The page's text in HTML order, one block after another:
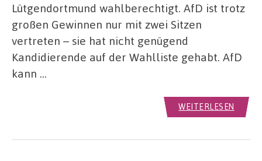
Lütgendortmund wahlberechtigt. AfD ist trotz
großen Gewinnen nur mit zwei Sitzen
vertreten – sie hat nicht genügend
Kandidierende auf der Wahlliste gehabt. AfD
kann …
WEITERLESEN